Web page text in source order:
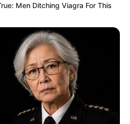
Men Ditching Viagra For This